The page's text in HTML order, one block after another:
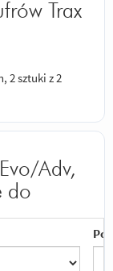
Trax
2 sztuki z 2
Adv,
do